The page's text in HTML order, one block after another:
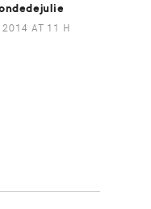
2014 AT 11 H